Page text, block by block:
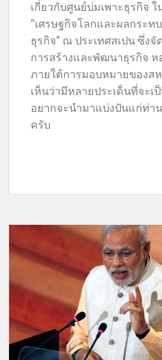
เกี่ยวกับศูนย์บ่มเพาะธุรกิจ ใ
“เศรษฐกิจโลกและผลกระท
ธุรกิจ” ณ ประเทศสเปน ซึ่ง
การสร้างและพัฒนาธุรกิจ ห
ภายใต้การมอบหมายของส
เห็นว่ามีหลายประเด็นที่จะเ
อยากจะนำมาแบ่งปันแก่ท่า
ครับ